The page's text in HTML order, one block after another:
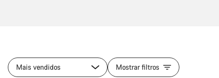
Mais vendidos Mostrar filtros